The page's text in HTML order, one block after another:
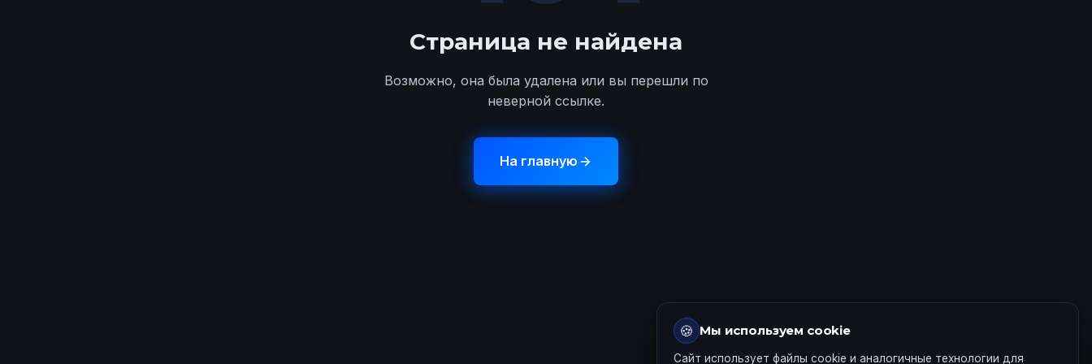
Страница не найдена
Возможно, она была удалена или вы перешли по
неверной ссылке.
На главную
🍪 Мы используем cookie
Сайт использует файлы cookie и аналогичные технологии для